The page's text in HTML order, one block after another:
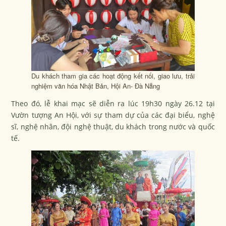
Du khách tham gia các hoạt động kết nối, giao lưu, trải
nghiệm văn hóa Nhật Bản, Hội An- Đà Nẵng
Theo đó, lễ khai mạc sẽ diễn ra lúc 19h30 ngày 26.12 tại
Vườn tượng An Hội, với sự tham dự của các đại biểu, nghệ
sĩ, nghệ nhân, đội nghệ thuật, du khách trong nước và quốc
tế.